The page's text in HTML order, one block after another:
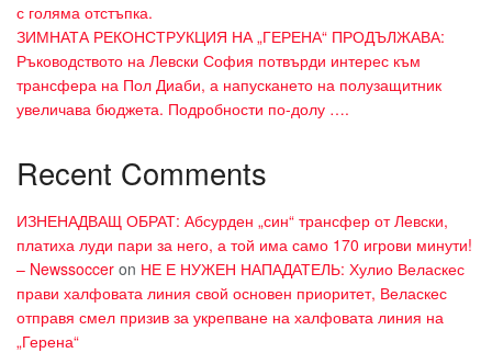
с голяма отстъпка.
ЗИМНАТА РЕКОНСТРУКЦИЯ НА „ГЕРЕНА“ ПРОДЪЛЖАВА:
Ръководството на Левски София потвърди интерес към
трансфера на Пол Диаби, а напускането на полузащитник
увеличава бюджета. Подробности по-долу ….
Recent Comments
ИЗНЕНАДВАЩ ОБРАТ: Абсурден „син“ трансфер от Левски,
платиха луди пари за него, а той има само 170 игрови минути!
– Newssoccer on НЕ Е НУЖЕН НАПАДАТЕЛЬ: Хулио Веласкес
прави халфовата линия свой основен приоритет, Веласкес
отправя смел призив за укрепване на халфовата линия на
„Герена“